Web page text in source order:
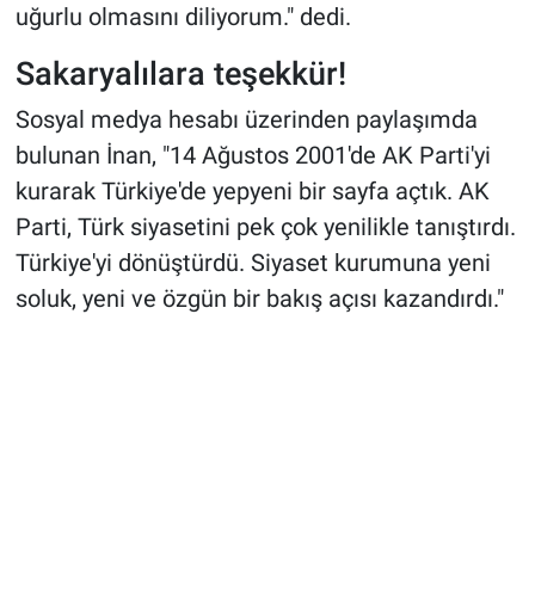
uğurlu olmasını diliyorum." dedi.
Sakaryalılara teşekkür!
Sosyal medya hesabı üzerinden paylaşımda
bulunan İnan, "14 Ağustos 2001'de AK Parti'yi
kurarak Türkiye'de yepyeni bir sayfa açtık. AK
Parti, Türk siyasetini pek çok yenilikle tanıştırdı.
Türkiye'yi dönüştürdü. Siyaset kurumuna yeni
soluk, yeni ve özgün bir bakış açısı kazandırdı."